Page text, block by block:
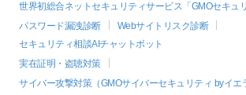
世界初総合ネットセキュリティサービス「GMOセキュ
パスワード漏洩診断
Webサイトリスク診断
セキュリティ相談AIチャットボット
実在証明・盗聴対策
サイバー攻撃対策（GMOサイバーセキュリティ byイエ